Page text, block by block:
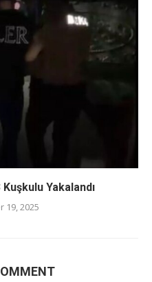
Yakalandı
19, 2025